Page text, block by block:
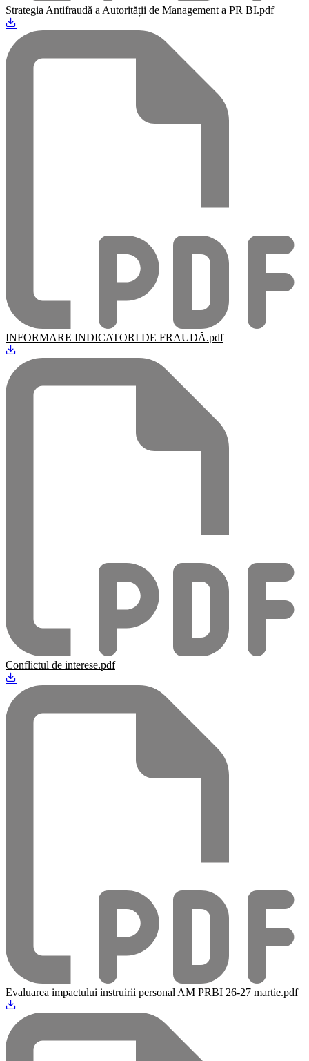
Strategia Antifraudă a Autorității de Management a PR BI.pdf
INFORMARE INDICATORI DE FRAUDĂ.pdf
Conflictul de interese.pdf
Evaluarea impactului instruirii personal AM PRBI 26-27 martie.pdf